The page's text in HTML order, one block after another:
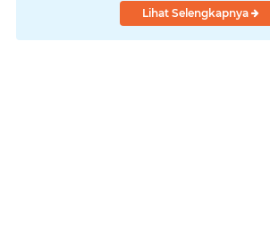
Lihat Selengkapnya